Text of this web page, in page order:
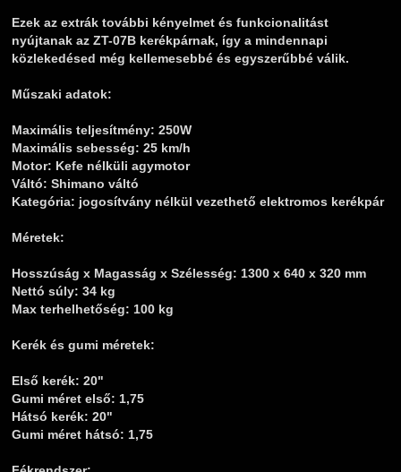
Ezek az extrák további kényelmet és funkcionalitást
nyújtanak az ZT-07B kerékpárnak, így a mindennapi
közlekedésed még kellemesebbé és egyszerűbbé válik.
Műszaki adatok:
Maximális teljesítmény: 250W
Maximális sebesség: 25 km/h
Motor: Kefe nélküli agymotor
Váltó: Shimano váltó
Kategória: jogosítvány nélkül vezethető elektromos kerékpár
Méretek:
Hosszúság x Magasság x Szélesség: 1300 x 640 x 320 mm
Nettó súly: 34 kg
Max terhelhetőség: 100 kg
Kerék és gumi méretek:
Első kerék: 20"
Gumi méret első: 1,75
Hátsó kerék: 20"
Gumi méret hátsó: 1,75